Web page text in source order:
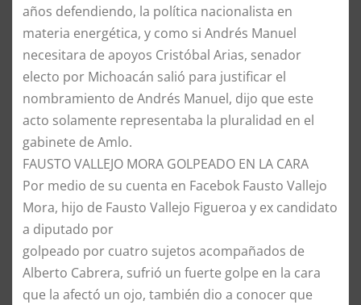
años defendiendo, la política nacionalista en
materia energética, y como si Andrés Manuel
necesitara de apoyos Cristóbal Arias, senador
electo por Michoacán salió para justificar el
nombramiento de Andrés Manuel, dijo que este
acto solamente representaba la pluralidad en el
gabinete de Amlo.
​FAUSTO VALLEJO MORA GOLPEADO EN LA CARA
​Por medio de su cuenta en Facebok Fausto Vallejo
Mora, hijo de Fausto Vallejo Figueroa y ex candidato
a diputado por
golpeado por cuatro sujetos acompañados de
Alberto Cabrera, sufrió un fuerte golpe en la cara
que la afectó un ojo, también dio a conocer que